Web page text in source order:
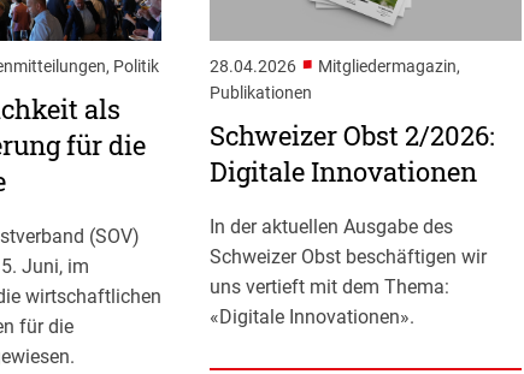
Politik
als
für die
(SOV)
Juni, im
wirtschaftlichen
für die
28.04.2026 ■ Mitgliedermagazin,
Publikationen
Schweizer Obst 2/2026:
Digitale Innovationen
In der aktuellen Ausgabe des
Schweizer Obst beschäftigen wir
uns vertieft mit dem Thema:
«Digitale Innovationen».